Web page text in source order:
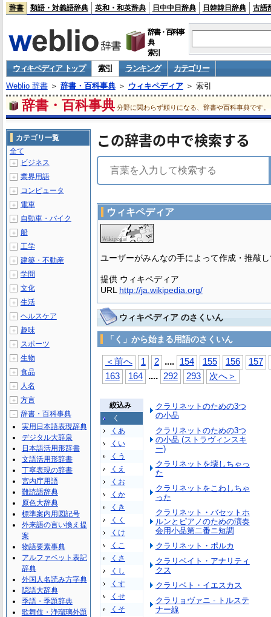
辞書 類語・対義語辞典 英和・和英辞典 日中中日辞典 日韓韓日辞典 古語
辞書・百科事
典
索引
ウィキペディア トップ 索引 ランキング
カテゴリー
Weblio 辞書＞ 辞書・百科事典＞ ウィキペディア＞ 索引
辞書・百科事典 分野に関わらず頼りになる、辞書や百科事典です。
この辞書の中で検索する
ウィキペディア
ユーザーがみんなの手によって作成・推敲
提供 ウィキペディア
URL http://ja.wikipedia.org/
ウィキペディア のさくいん
「く」から始まる用語のさくいん
＜前へ 1 2 .... 154 155 156
157
163
164 .... 292 293 次へ＞
絞込み
く
くあ
くい
くう
くえ
くお
くか
くき
くく
くけ
くこ
くさ
くし
くす
くせ
くそ
クラリネットのための3つ
の小品
クラリネットのための3つ
の小品 (ストラヴィンスキ
ー)
クラリネットを壊しちゃっ
た
クラリネットをこわしちゃ
った
クラリネット・バセットホ
ルンとピアノのための演奏
会用小品第二番ニ短調
クラリネット・ポルカ
クラリベイト・アナリティ
クス
クラリベト・イエスカス
クラリョヴァニ - トルステ
ナー線
カテゴリ一覧
全て
＋ ビジネス
＋ 業界用語
＋ コンピュータ
＋ 電車
＋ 自動車・バイク
＋ 船
＋ 工学
＋ 建築・不動産
＋ 学問
＋ 文化
＋ 生活
＋ ヘルスケア
＋ 趣味
＋ スポーツ
＋ 生物
＋ 食品
＋ 人名
＋ 方言
－
辞書・百科事典
実用日本語表現辞典
デジタル大辞泉
日本語活用形辞書
文語活用形辞書
丁寧表現の辞書
宮内庁用語
難読語辞典
原色大辞典
標準案内用図記号
外来語の言い換え提
案
物語要素事典
アルファベット表記
辞典
外国人名読み方字典
隠語大辞典
季語・季題辞典
歌舞伎・浄瑠璃外題